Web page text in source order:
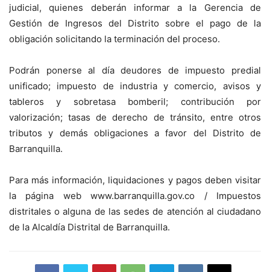
judicial, quienes deberán informar a la Gerencia de
Gestión de Ingresos del Distrito sobre el pago de la
obligación solicitando la terminación del proceso.
Podrán ponerse al día deudores de impuesto predial
unificado; impuesto de industria y comercio, avisos y
tableros y sobretasa bomberil; contribución por
valorización; tasas de derecho de tránsito, entre otros
tributos y demás obligaciones a favor del Distrito de
Barranquilla.
Para más información, liquidaciones y pagos deben visitar
la página web www.barranquilla.gov.co / Impuestos
distritales o alguna de las sedes de atención al ciudadano
de la Alcaldía Distrital de Barranquilla.